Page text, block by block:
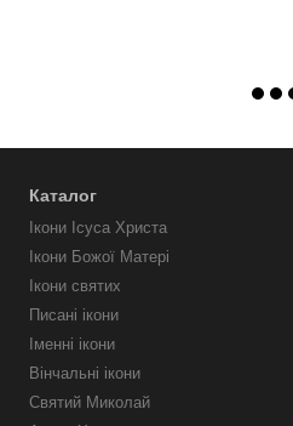
Каталог
Ікони Ісуса Христа
Ікони Божої Матері
Ікони святих
Писані ікони
Іменні ікони
Вінчальні ікони
Святий Миколай